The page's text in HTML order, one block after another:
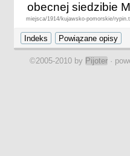
obecnej siedzibie
miejsca/1914/kujawsko-pomorskie/
©2005-2010 by Pijoter ·